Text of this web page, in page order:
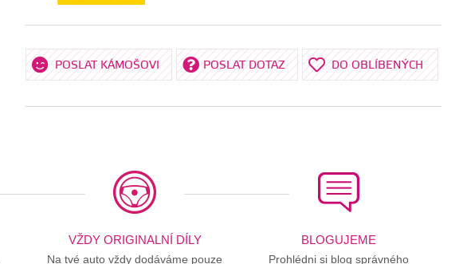
POSLAT KÁMOŠOVI POSLAT DOTAZ DO OBLÍBENÝCH
VŽDY ORIGINALNÍ DÍLY
Na tvé auto vždy dodáváme pouze
BLOGUJEME
Prohlédni si blog správného